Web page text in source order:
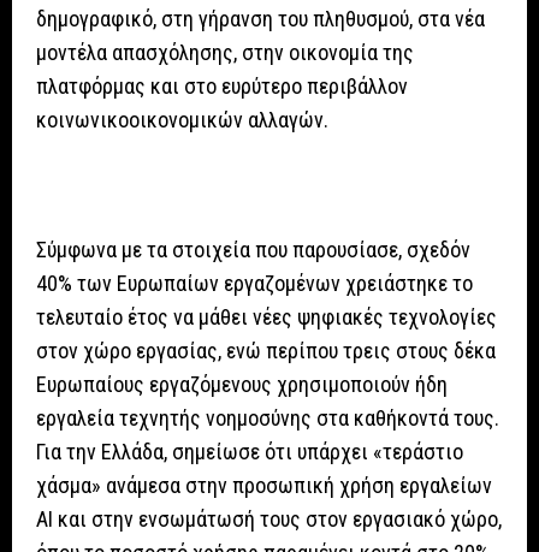
δημογραφικό, στη γήρανση του πληθυσμού, στα νέα
μοντέλα απασχόλησης, στην οικονομία της
πλατφόρμας και στο ευρύτερο περιβάλλον
κοινωνικοοικονομικών αλλαγών.
Σύμφωνα με τα στοιχεία που παρουσίασε, σχεδόν
40% των Ευρωπαίων εργαζομένων χρειάστηκε το
τελευταίο έτος να μάθει νέες ψηφιακές τεχνολογίες
στον χώρο εργασίας, ενώ περίπου τρεις στους δέκα
Ευρωπαίους εργαζόμενους χρησιμοποιούν ήδη
εργαλεία τεχνητής νοημοσύνης στα καθήκοντά τους.
Για την Ελλάδα, σημείωσε ότι υπάρχει «τεράστιο
χάσμα» ανάμεσα στην προσωπική χρήση εργαλείων
AI και στην ενσωμάτωσή τους στον εργασιακό χώρο,